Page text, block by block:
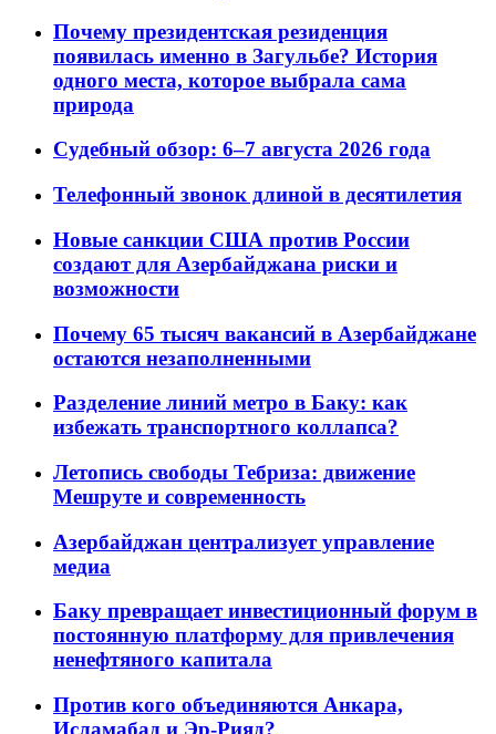
Почему президентская резиденция
появилась именно в Загульбе? История
одного места, которое выбрала сама
природа
Судебный обзор: 6–7 августа 2026 года
Телефонный звонок длиной в десятилетия
Новые санкции США против России
создают для Азербайджана риски и
возможности
Почему 65 тысяч вакансий в Азербайджане
остаются незаполненными
Разделение линий метро в Баку: как
избежать транспортного коллапса?
Летопись свободы Тебриза: движение
Мешруте и современность
Азербайджан централизует управление
медиа
Баку превращает инвестиционный форум в
постоянную платформу для привлечения
ненефтяного капитала
Против кого объединяются Анкара,
Исламабад и Эр-Рияд?